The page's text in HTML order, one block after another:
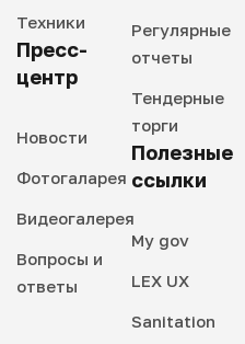
Техники
Пресс-
центр
Новости
Фотогаларея
Видеогалерея
Вопросы и
ответы
Регулярные
отчеты
Тендерные
торги
Полезные
ссылки
My gov
LEX UX
Sanitation